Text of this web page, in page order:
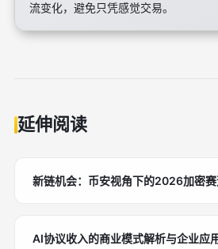
流变化，避免只凭感觉交易。
延伸阅读
新链机会：币安视角下的2026加密
AI协议收入的商业模式解析与企业应